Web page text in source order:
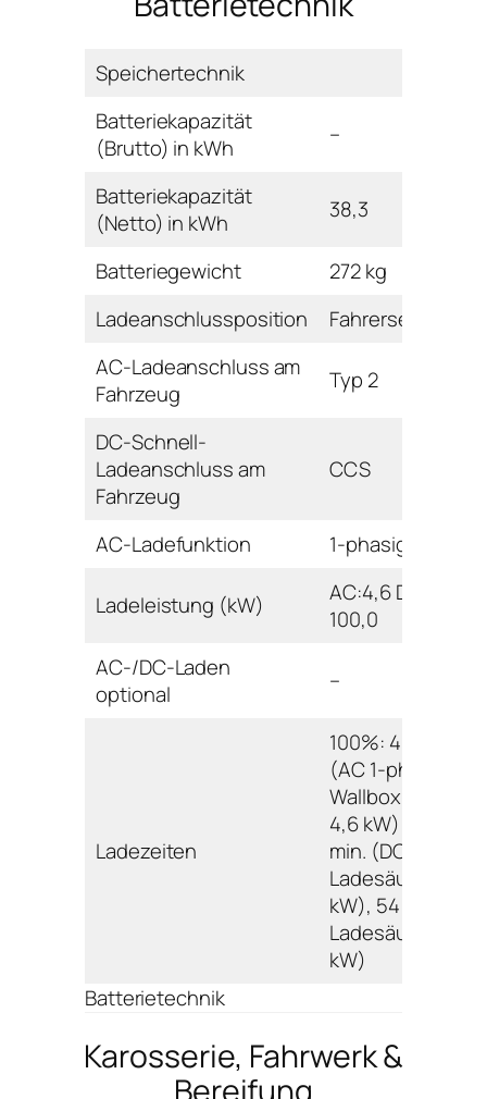
Speichertechnik
Batteriekapazität
(Brutto) in kWh
–
Batteriekapazität
(Netto) in kWh
38,3
Batteriegewicht
272 kg
Ladeanschlussposition
Fahrerseite
AC-Ladeanschluss am
Fahrzeug
Typ 2
DC-Schnell-
Ladeanschluss am
Fahrzeug
CCS
AC-Ladefunktion 1-phasig
Ladeleistung (kW)
AC:4,6 DC:50,0-
100,0
AC-/DC-Laden
optional
–
Ladezeiten
100%: 480 min.
(AC 1-phasig
Wallbox/
4,6 kW); 80%: 57
min. (DC
Ladesäule 50,0
kW), 54 min. (DC
Ladesäule 100,0
kW)
Batterietechnik
Karosserie, Fahrwerk &
Bereifung